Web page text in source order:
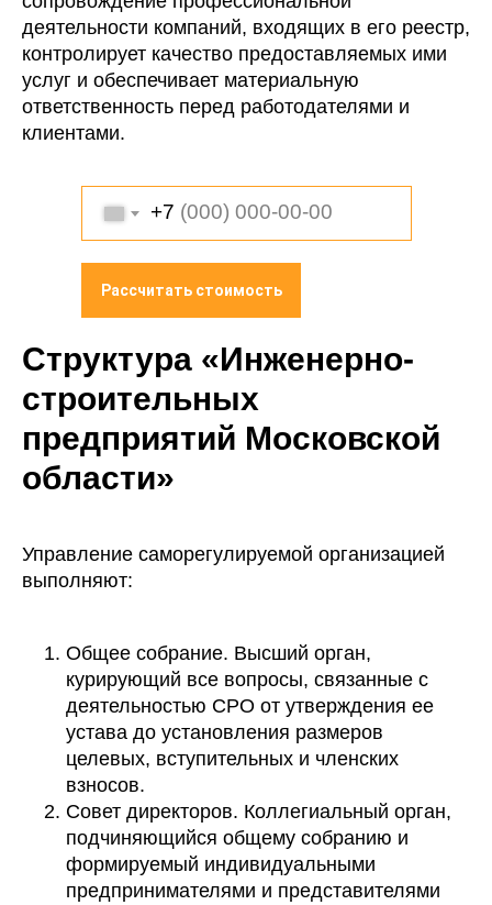
деятельности компаний, входящих в его реестр,
контролирует качество предоставляемых ими
услуг и обеспечивает материальную
ответственность перед работодателями и
клиентами.
+7
Рассчитать стоимость
Структура «Инженерно-
строительных
предприятий Московской
области»
Управление саморегулируемой организацией
выполняют:
Общее собрание. Высший орган,
курирующий все вопросы, связанные с
деятельностью СРО от утверждения ее
устава до установления размеров
целевых, вступительных и членских
взносов.
Совет директоров. Коллегиальный орган,
подчиняющийся общему собранию и
формируемый индивидуальными
предпринимателями и представителями